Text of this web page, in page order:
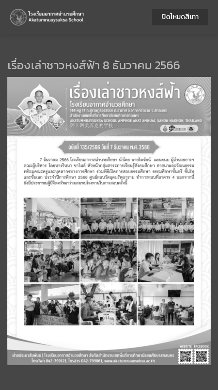
เรื่องเล่าชาวหงส์ฟ้า 8 ธันวาคม 2566
ปิดโหมดสีเทา